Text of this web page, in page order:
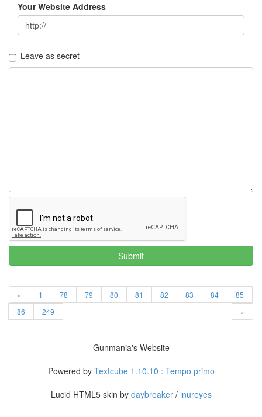
Your Website Address
Leave as secret
Submit
« 1 78 79 80 81 82 83 84
85
86
249 »
Gunmania's Website
Powered by Textcube 1.10.10 : Tempo primo
Lucid HTML5 skin by daybreaker/ inureyes